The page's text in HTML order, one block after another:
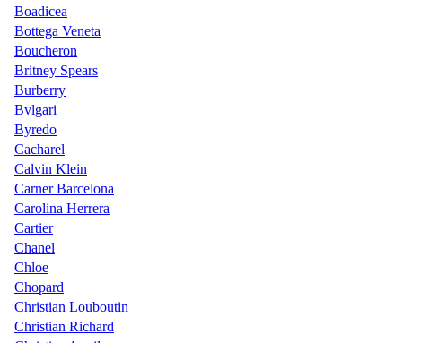
Boadicea
Bottega Veneta
Boucheron
Britney Spears
Burberry
Bvlgari
Byredo
Cacharel
Calvin Klein
Carner Barcelona
Carolina Herrera
Cartier
Chanel
Chloe
Chopard
Christian Louboutin
Christian Richard